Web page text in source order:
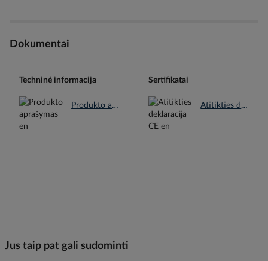
Dokumentai
Techninė informacija
Produkto aprašymas en.pdf
Sertifikatai
Atitikties deklaracija CE en.pdf
Jus taip pat gali sudominti